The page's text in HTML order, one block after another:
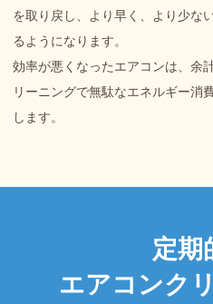
を取り戻し、より早く、より少な
るようになります。
効率が悪くなったエアコンは、余
リーニングで無駄なエネルギー消
します。
定期
エアコンク